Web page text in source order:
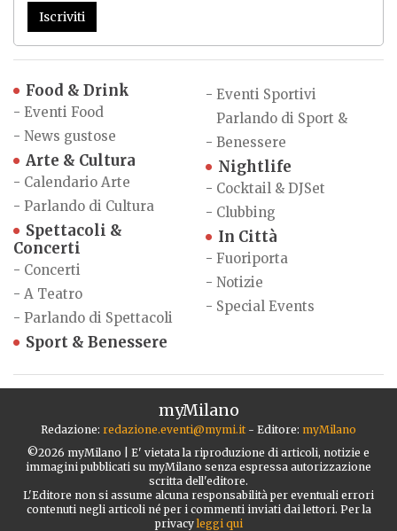
Iscriviti
Food & Drink
- Eventi Food
- News gustose
Arte & Cultura
- Calendario Arte
- Parlando di Cultura
Spettacoli &
Concerti
- Concerti
- A Teatro
- Parlando di Spettacoli
Sport & Benessere
- Eventi Sportivi
-
Parlando di Sport &
Benessere
Nightlife
- Cocktail & DJSet
- Clubbing
In Città
- Fuoriporta
- Notizie
- Special Events
myMilano
Redazione: redazione.eventi@mymi.it - Editore: myMilano
©2026 myMilano | E' vietata la riproduzione di articoli, notizie e
immagini pubblicati su myMilano senza espressa autorizzazione
scritta dell'editore.
L'Editore non si assume alcuna responsabilità per eventuali errori
contenuti negli articoli né per i commenti inviati dai lettori. Per la
privacyleggi qui